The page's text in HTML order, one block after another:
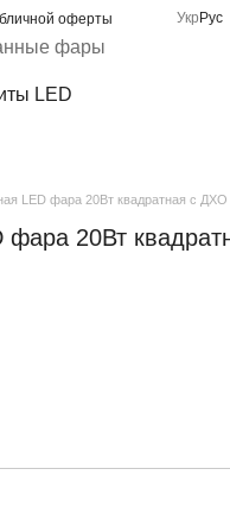
оферты Укр Рус
фары
LED
LED фара 20Вт квадратная с ДХО
фара 20Вт